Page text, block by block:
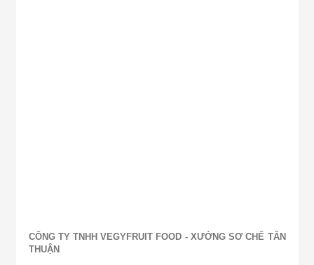
CÔNG TY TNHH VEGYFRUIT FOOD - XƯỞNG SƠ CHẾ TÂN
THUẬN